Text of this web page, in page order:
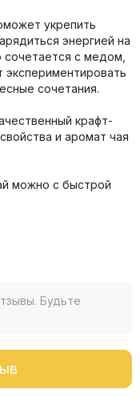
укрепить
энергией на
с медом,
сочетания.
крафт-
и аромат чая
можно с быстрой
Будьте